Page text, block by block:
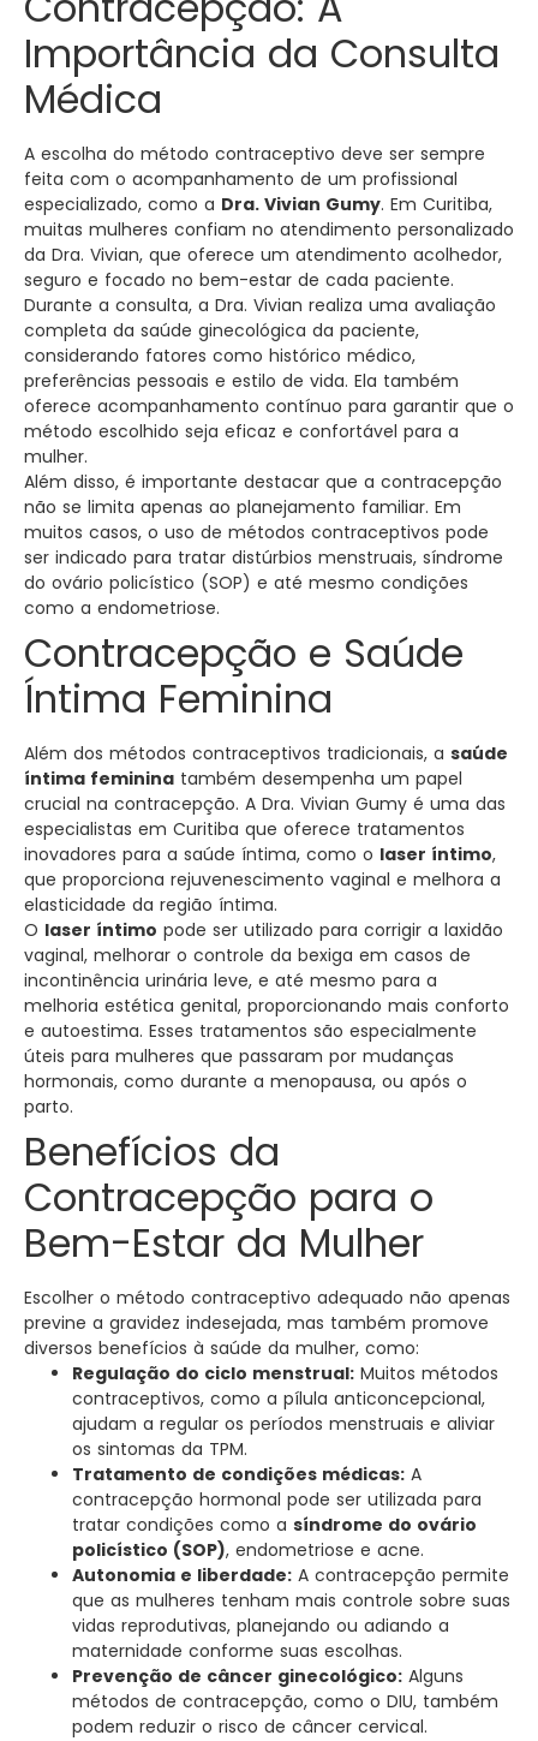
Importância da Consulta
Médica
A escolha do método contraceptivo deve ser sempre
feita com o acompanhamento de um profissional
especializado, como a Dra. Vivian Gumy. Em Curitiba,
muitas mulheres confiam no atendimento personalizado
da Dra. Vivian, que oferece um atendimento acolhedor,
seguro e focado no bem-estar de cada paciente.
Durante a consulta, a Dra. Vivian realiza uma avaliação
completa da saúde ginecológica da paciente,
considerando fatores como histórico médico,
preferências pessoais e estilo de vida. Ela também
oferece acompanhamento contínuo para garantir que o
método escolhido seja eficaz e confortável para a
mulher.
Além disso, é importante destacar que a contracepção
não se limita apenas ao planejamento familiar. Em
muitos casos, o uso de métodos contraceptivos pode
ser indicado para tratar distúrbios menstruais, síndrome
do ovário policístico (SOP) e até mesmo condições
como a endometriose.
Contracepção e Saúde
Íntima Feminina
Além dos métodos contraceptivos tradicionais, a saúde
íntima feminina também desempenha um papel
crucial na contracepção. A Dra. Vivian Gumy é uma das
especialistas em Curitiba que oferece tratamentos
inovadores para a saúde íntima, como o laser íntimo,
que proporciona rejuvenescimento vaginal e melhora a
elasticidade da região íntima.
O laser íntimo pode ser utilizado para corrigir a laxidão
vaginal, melhorar o controle da bexiga em casos de
incontinência urinária leve, e até mesmo para a
melhoria estética genital, proporcionando mais conforto
e autoestima. Esses tratamentos são especialmente
úteis para mulheres que passaram por mudanças
hormonais, como durante a menopausa, ou após o
parto.
Benefícios da
Contracepção para o
Bem-Estar da Mulher
Escolher o método contraceptivo adequado não apenas
previne a gravidez indesejada, mas também promove
diversos benefícios à saúde da mulher, como:
Regulação do ciclo menstrual: Muitos métodos
contraceptivos, como a pílula anticoncepcional,
ajudam a regular os períodos menstruais e aliviar
os sintomas da TPM.
Tratamento de condições médicas: A
contracepção hormonal pode ser utilizada para
tratar condições como a síndrome do ovário
policístico (SOP), endometriose e acne.
Autonomia e liberdade: A contracepção permite
que as mulheres tenham mais controle sobre suas
vidas reprodutivas, planejando ou adiando a
maternidade conforme suas escolhas.
Prevenção de câncer ginecológico: Alguns
métodos de contracepção, como o DIU, também
podem reduzir o risco de câncer cervical.